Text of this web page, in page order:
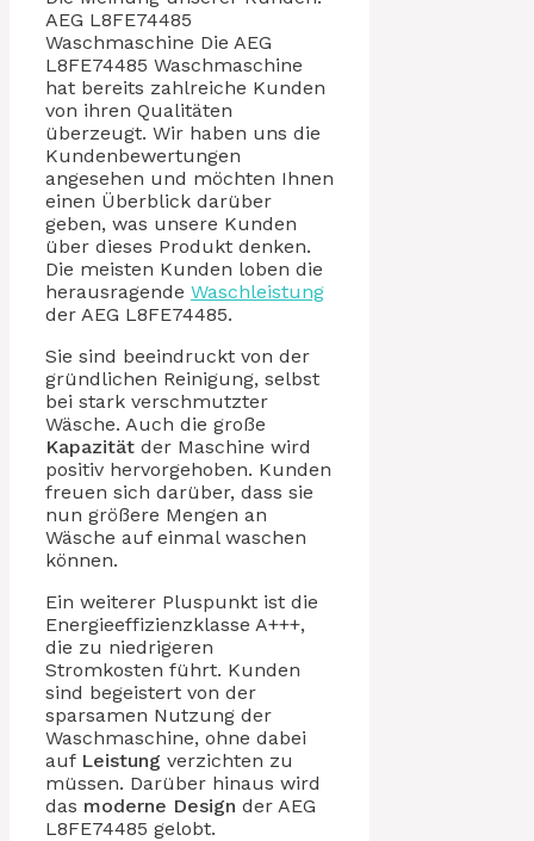
AEG L8FE74485
Waschmaschine Die AEG
L8FE74485 Waschmaschine
hat bereits zahlreiche Kunden
von ihren Qualitäten
überzeugt. Wir haben uns die
Kundenbewertungen
angesehen und möchten Ihnen
einen Überblick darüber
geben, was unsere Kunden
über dieses Produkt denken.
Die meisten Kunden loben die
herausragende Waschleistung
der AEG L8FE74485.
Sie sind beeindruckt von der
gründlichen Reinigung, selbst
bei stark verschmutzter
Wäsche. Auch die große
Kapazität der Maschine wird
positiv hervorgehoben. Kunden
freuen sich darüber, dass sie
nun größere Mengen an
Wäsche auf einmal waschen
können.
Ein weiterer Pluspunkt ist die
Energieeffizienzklasse A+++,
die zu niedrigeren
Stromkosten führt. Kunden
sind begeistert von der
sparsamen Nutzung der
Waschmaschine, ohne dabei
auf Leistung verzichten zu
müssen. Darüber hinaus wird
das moderne Design der AEG
L8FE74485 gelobt.